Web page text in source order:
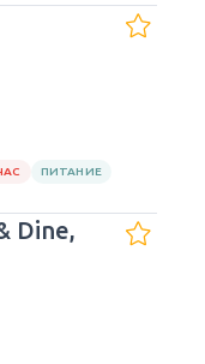
ПИТАНИЕ
Dine,